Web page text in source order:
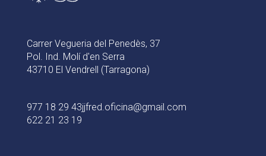
Carrer Vegueria del Penedès, 37
Pol. Ind. Molí d'en Serra
43710 El Vendrell (Tarragona)
977 18 29 43
622 21 23 19
jjfred.oficina@gmail.com